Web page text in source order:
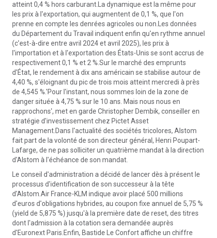
atteint 0,4 % hors carburant.La dynamique est la même pour
les prix à l'exportation, qui augmentent de 0,1 %, que l'on
prenne en compte les denrées agricoles ou non.Les données
du Département du Travail indiquent enfin qu'en rythme annuel
(c'est-à-dire entre avril 2024 et avril 2025), les prix à
l'importation et à l'exportation des États-Unis se sont accrus de
respectivement 0,1 % et 2 %.Sur le marché des emprunts
d'État, le rendement à dix ans américain se stabilise autour de
4,40 %, s'éloignant du pic de trois mois atteint mercredi à près
de 4,545 %.'Pour l'instant, nous sommes loin de la zone de
danger située à 4,75 % sur le 10 ans. Mais nous nous en
rapprochons', met en garde Christopher Dembik, conseiller en
stratégie d'investissement chez Pictet Asset
Management.Dans l'actualité des sociétés tricolores, Alstom
fait part de la volonté de son directeur général, Henri Poupart-
Lafarge, de ne pas solliciter un quatrième mandat à la direction
d'Alstom à l'échéance de son mandat.
Le conseil d'administration a décidé de lancer dès à présent le
processus d'identification de son successeur à la tête
d'Alstom.Air France-KLM indique avoir placé 500 millions
d'euros d'obligations hybrides, au coupon fixe annuel de 5,75 %
(yield de 5,875 %) jusqu'à la première date de reset, des titres
dont l'admission à la cotation sera demandée auprès
d'Euronext Paris.Enfin, Bastide Le Confort affiche un chiffre